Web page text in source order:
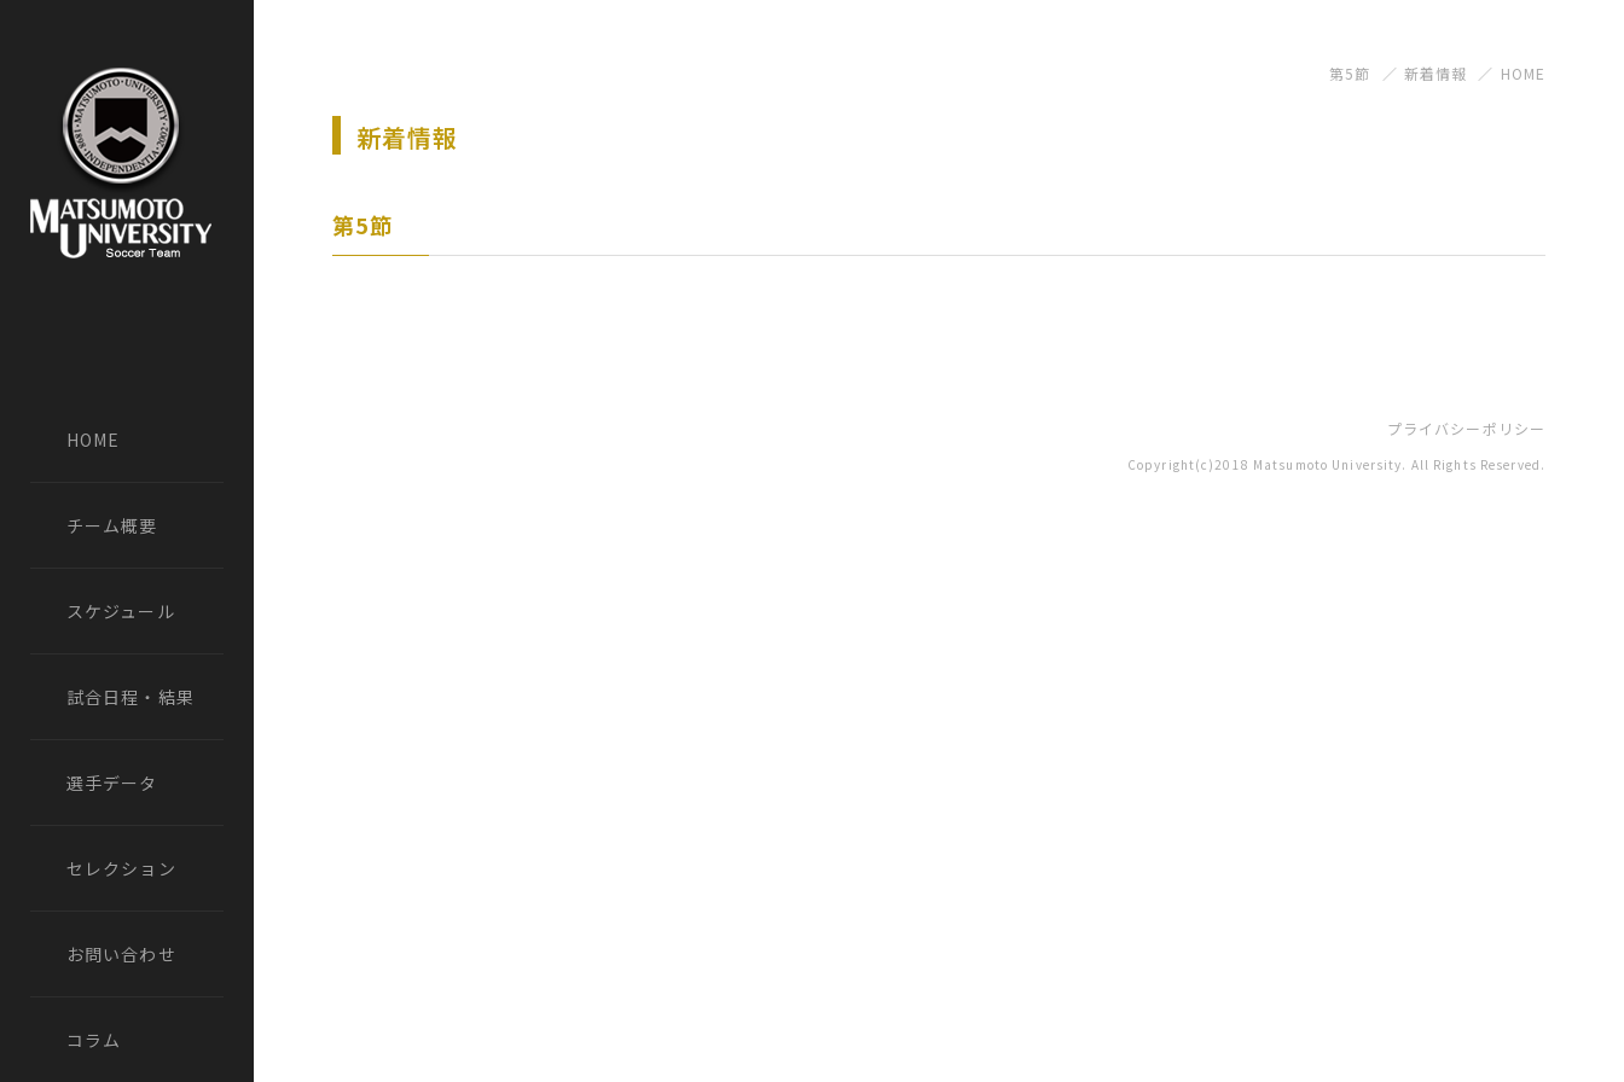
HOME
チーム概要
スケジュール
試合日程・結果
選手データ
セレクション
お問い合わせ
コラム
第5節 新着情報 HOME
新着情報
第5節
プライバシーポリシー
Copyright(c)2018 Matsumoto University. All Rights Reserved.